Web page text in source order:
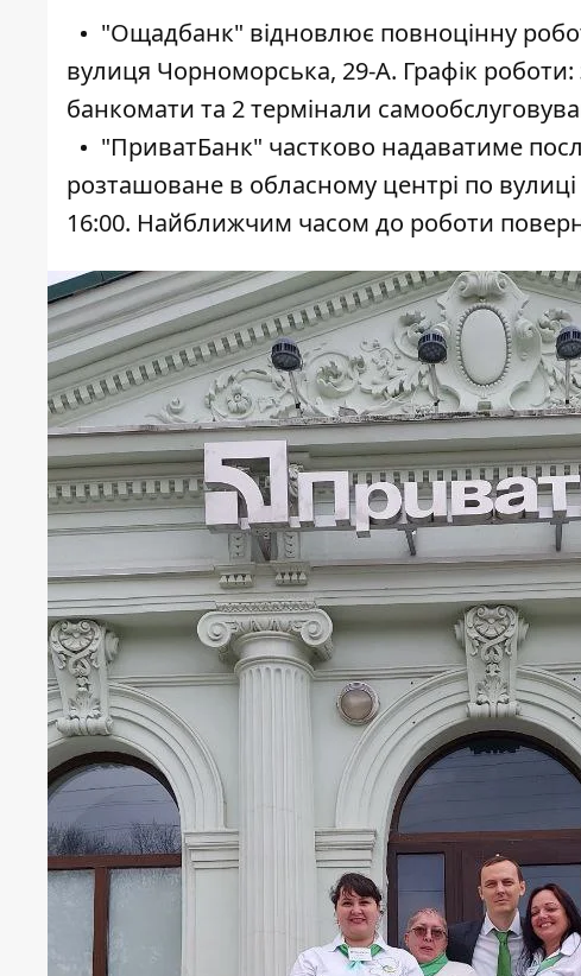
"Ощадбанк" відновлює повноцінну
вулиця Чорноморська, 29-А. Графік
банкомати та 2 термінали
"ПриватБанк" частково надаватиме
розташоване в обласному центрі по
16:00. Найближчим часом до роботи